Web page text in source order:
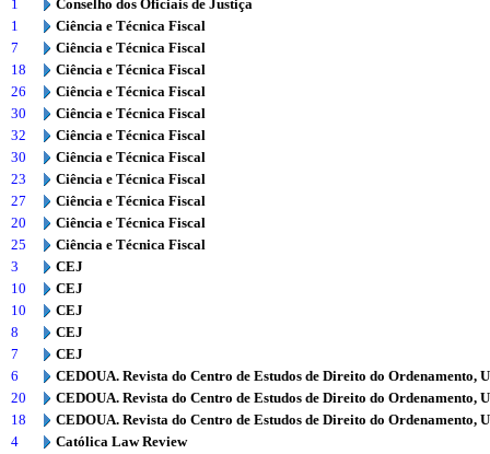
1
Conselho dos Oficiais de Justiça
1
Ciência e Técnica Fiscal
7
Ciência e Técnica Fiscal
18
Ciência e Técnica Fiscal
26
Ciência e Técnica Fiscal
30
Ciência e Técnica Fiscal
32
Ciência e Técnica Fiscal
30
Ciência e Técnica Fiscal
23
Ciência e Técnica Fiscal
27
Ciência e Técnica Fiscal
20
Ciência e Técnica Fiscal
25
Ciência e Técnica Fiscal
3
CEJ
10
CEJ
10
CEJ
8
CEJ
7
CEJ
6
CEDOUA. Revista do Centro de Estudos de Direito do Ordenamento,
20
CEDOUA. Revista do Centro de Estudos de Direito do Ordenamento,
18
CEDOUA. Revista do Centro de Estudos de Direito do Ordenamento,
4
Católica Law Review